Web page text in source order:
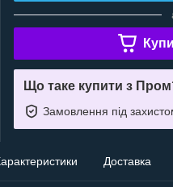
Що таке купити з
Замовлення під
Доставка